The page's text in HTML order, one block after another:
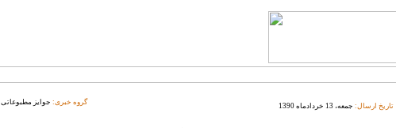
گروه خبری: جوایز مطبوعاتی تاریخ ارسال: جمعه، 13 خردادماه 1390